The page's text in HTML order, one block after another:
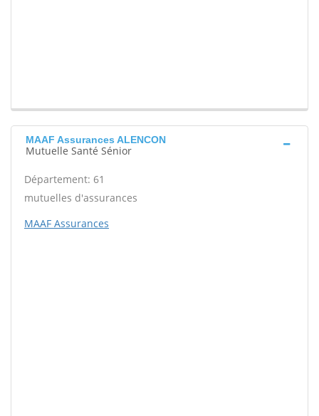
MAAF Assurances ALENCON
Mutuelle Santé Sénior
Département: 61
mutuelles d'assurances
MAAF Assurances